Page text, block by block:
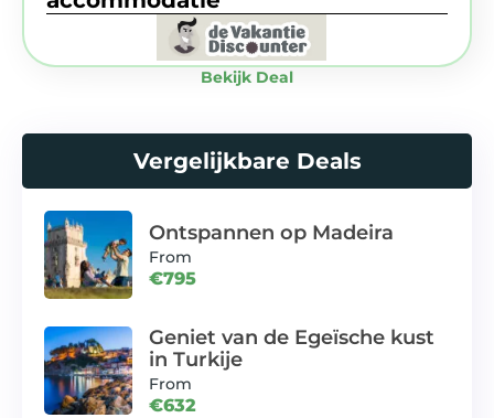
Bekijk Deal
Vergelijkbare Deals
Ontspannen op Madeira
From
€795
Geniet van de Egeïsche kust
in Turkije
From
€632